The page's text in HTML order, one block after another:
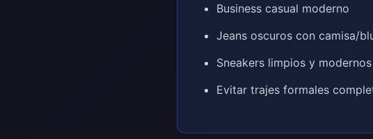
Business casual moderno
Jeans oscuros con camisa/
Sneakers limpios y
Evitar trajes formales